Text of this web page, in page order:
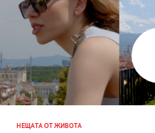
НЕЩАТА ОТ ЖИВОТА